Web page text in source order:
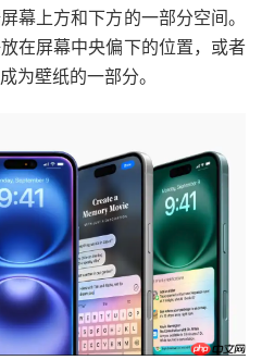
幕上方和下方的一部分空间。
在屏幕中央偏下的位置，或者
为壁纸的一部分。